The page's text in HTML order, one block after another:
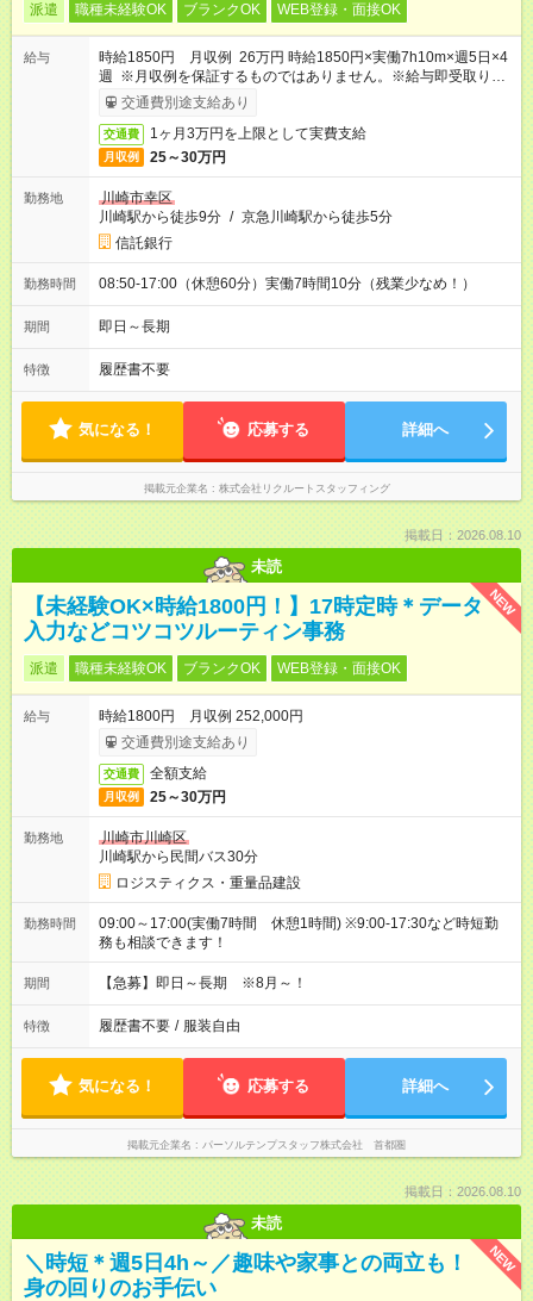
派遣 職種未経験OK ブランクOK WEB登録・面接OK
給与
時給1850円 月収例 26万円 時給1850円×実働7h10m×週5日×4
週 ※月収例を保証するものではありません。※給与即受取りサ
ービス利用可（利用条件有）
交通費別途支給あり
交通費 1ヶ月3万円を上限として実費支給
月収例 25～30万円
勤務地
川崎市幸区
川崎駅から徒歩9分 / 京急川崎駅から徒歩5分
信託銀行
勤務時間 08:50-17:00（休憩60分）実働7時間10分（残業少なめ！）
期間 即日～長期
特徴 履歴書不要
気になる！ 応募する 詳細へ
掲載元企業名 株式会社リクルートスタッフィング
掲載日：2026.08.10
未読
NEW
【未経験OK×時給1800円！】17時定時＊データ
入力などコツコツルーティン事務
派遣 職種未経験OK ブランクOK WEB登録・面接OK
給与
時給1800円 月収例 252,000円
交通費別途支給あり
交通費 全額支給
月収例 25～30万円
勤務地
川崎市川崎区
川崎駅から民間バス30分
ロジスティクス・重量品建設
勤務時間
09:00～17:00(実働7時間 休憩1時間) ※9:00-17:30など時短勤
務も相談できます！
期間 【急募】即日～長期 ※8月～！
特徴 履歴書不要 / 服装自由
気になる！ 応募する 詳細へ
掲載元企業名 パーソルテンプスタッフ株式会社 首都圏
掲載日：2026.08.10
未読
NEW
＼時短＊週5日4h～／趣味や家事との両立も！
身の回りのお手伝い